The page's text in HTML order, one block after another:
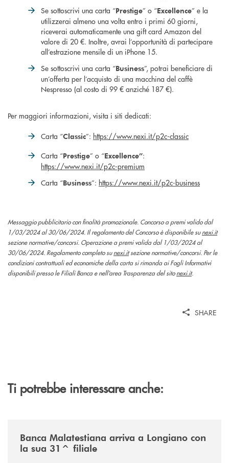
Se sottoscrivi una carta “Prestige” o “Excellence” e la
utilizzerai almeno una volta entro i primi 60 giorni,
riceverai automaticamente una gift card Amazon del
valore di 20 €. Inoltre, avrai l’opportunità di partecipare
all’estrazione mensile di un iPhone 15.
Se sottoscrivi una carta “Business”, potrai beneficiare di
un’offerta per l’acquisto di una macchina del caffè
Nespresso (al costo di 99 € anziché 187 €).
Per maggiori informazioni, visita i siti dedicati:
Carta “Classic”: https://www.nexi.it/p2c-classic
Carta “Prestige” o “Excellence”:
https://www.nexi.it/p2c-premium
Carta “Business”: https://www.nexi.it/p2c-business
Messaggio pubblicitario con finalità promozionale. Concorso a premi valido dal
1/03/2024 al 30/06/2024. Il regolamento del Concorso è disponibile sunexi.it
sezione normative/concorsi. Operazione a premi valida dal 1/03/2024 al
30/06/2024. Regolamento completo sunexi.itsezione normative/concorsi. Per le
condizioni contrattuali ed economiche della carta si rimanda ai Fogli Informativi
disponibili presso le Filiali Banca e nell’area Trasparenza del sitonexi.it.
SHARE
Ti potrebbe interessare anche:
Banca Malatestiana arriva a Longiano con
la sua 31^ filiale